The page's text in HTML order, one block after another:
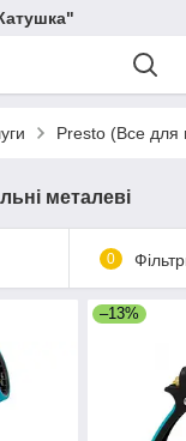
Presto (Все для
металеві
0
–13%